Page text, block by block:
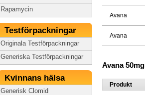
Rapamycin
Testförpackningar
Originala Testförpackningar
Generiska Testförpackningar
Kvinnans hälsa
Generisk Clomid
Avana
Avana
Avana 50mg
Produkt